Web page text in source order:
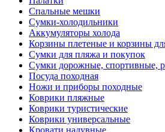
Спальные мешки
Сумки-холодильники
Аккумуляторы холода
Корзины плетеные и корзины
Сумки для пляжа и покупок
Сумки дорожные, спортивные,
Посуда походная
Ножи и приборы походные
Коврики пляжные
Коврики туристические
Коврики универсальные
Кровати надувные